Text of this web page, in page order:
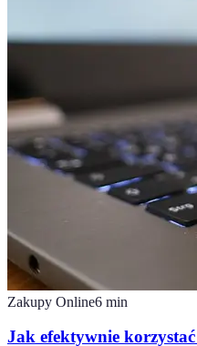
Zakupy Online6 min
Jak efektywnie